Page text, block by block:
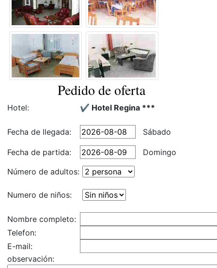
Pedido de oferta
Hotel: ✔️ Hotel Regina ***
Fecha de llegada: Sábado
Fecha de partida:
Domingo
Número de adultos:
Numero de niños:
Nombre completo:
Telefon:
E-mail:
observación: